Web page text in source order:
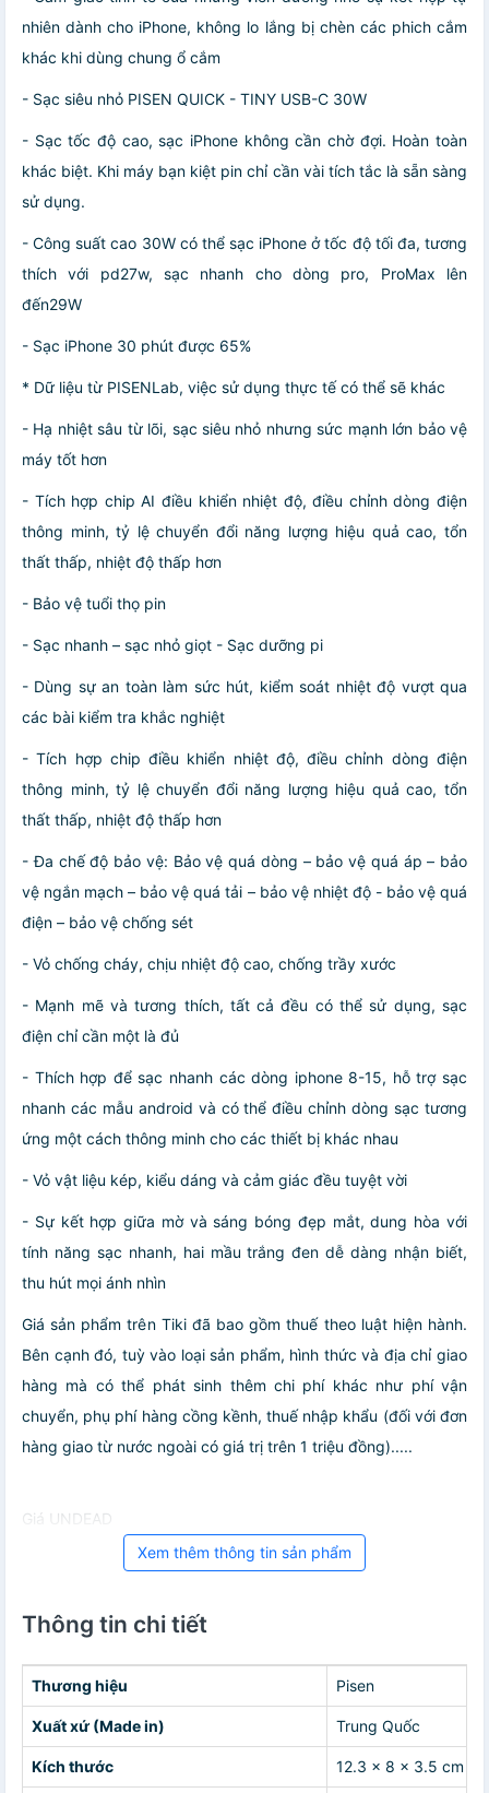
nhiên dành cho iPhone, không lo lắng bị chèn các phich cắm
khác khi dùng chung ổ cắm
- Sạc siêu nhỏ PISEN QUICK - TINY USB-C 30W
- Sạc tốc độ cao, sạc iPhone không cần chờ đợi. Hoàn toàn
khác biệt. Khi máy bạn kiệt pin chỉ cần vài tích tắc là sẵn sàng
sử dụng.
- Công suất cao 30W có thể sạc iPhone ở tốc độ tối đa, tương
thích với pd27w, sạc nhanh cho dòng pro, ProMax lên
đến29W
- Sạc iPhone 30 phút được 65%
* Dữ liệu từ PISENLab, việc sử dụng thực tế có thể sẽ khác
- Hạ nhiệt sâu từ lõi, sạc siêu nhỏ nhưng sức mạnh lớn bảo vệ
máy tốt hơn
- Tích hợp chip AI điều khiển nhiệt độ, điều chỉnh dòng điện
thông minh, tỷ lệ chuyển đổi năng lượng hiệu quả cao, tổn
thất thấp, nhiệt độ thấp hơn
- Bảo vệ tuổi thọ pin
- Sạc nhanh – sạc nhỏ giọt - Sạc dưỡng pi
- Dùng sự an toàn làm sức hút, kiểm soát nhiệt độ vượt qua
các bài kiểm tra khắc nghiệt
- Tích hợp chip điều khiển nhiệt độ, điều chỉnh dòng điện
thông minh, tỷ lệ chuyển đổi năng lượng hiệu quả cao, tổn
thất thấp, nhiệt độ thấp hơn
- Đa chế độ bảo vệ: Bảo vệ quá dòng – bảo vệ quá áp – bảo
vệ ngắn mạch – bảo vệ quá tải – bảo vệ nhiệt độ - bảo vệ quá
điện – bảo vệ chống sét
- Vỏ chống cháy, chịu nhiệt độ cao, chống trầy xước
- Mạnh mẽ và tương thích, tất cả đều có thể sử dụng, sạc
điện chỉ cần một là đủ
- Thích hợp để sạc nhanh các dòng iphone 8-15, hỗ trợ sạc
nhanh các mẫu android và có thể điều chỉnh dòng sạc tương
ứng một cách thông minh cho các thiết bị khác nhau
- Vỏ vật liệu kép, kiểu dáng và cảm giác đều tuyệt vời
- Sự kết hợp giữa mờ và sáng bóng đẹp mắt, dung hòa với
tính năng sạc nhanh, hai mầu trắng đen dễ dàng nhận biết,
thu hút mọi ánh nhìn
Giá sản phẩm trên Tiki đã bao gồm thuế theo luật hiện hành.
Bên cạnh đó, tuỳ vào loại sản phẩm, hình thức và địa chỉ giao
hàng mà có thể phát sinh thêm chi phí khác như phí vận
chuyển, phụ phí hàng cồng kềnh, thuế nhập khẩu (đối với đơn
hàng giao từ nước ngoài có giá trị trên 1 triệu đồng).....
Giá UNDEAD
Xem thêm thông tin sản phẩm
Thông tin chi tiết
Thương hiệu Pisen
Xuất xứ (Made in) Trung Quốc
Kích thước 12.3 x 8 x 3.5 cm